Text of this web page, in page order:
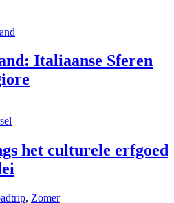
Italiaanse Sferen
het culturele erfgoed
, Zomer